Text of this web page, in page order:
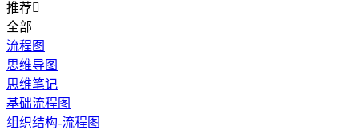
推荐
全部
流程图
思维导图
思维笔记
基础流程图
组织结构-流程图